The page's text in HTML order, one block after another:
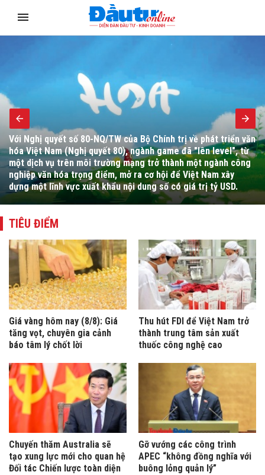
Bộ trưởng Bộ Tài chính Ngô Văn Tuấn yêu cầu đẩy mạnh hoàn
thiện thể chế, cải cách hành chính, chuyển đổi số, tháo gỡ
vướng mắc cho người dân, doanh nghiệp và thúc đẩy giải ngân
đầu tư công.
TIÊU ĐIỂM
Giá vàng hôm nay (8/8): Giá
tăng vọt, chuyên gia cảnh
báo tâm lý chốt lời
Thu hút FDI để Việt Nam trở
thành trung tâm sản xuất
thuốc công nghệ cao
Chuyến thăm Australia sẽ
tạo xung lực mới cho quan hệ
Đối tác Chiến lược toàn diện
Gỡ vướng các công trình
APEC “không đồng nghĩa với
buông lỏng quản lý”